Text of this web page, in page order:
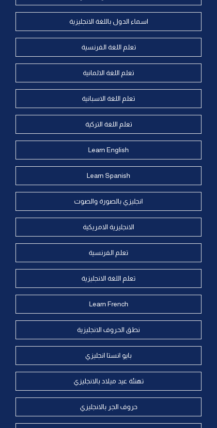
اسماء الدول باللغة الانجليزية
تعلم اللغة الفرنسية
تعلم اللغة الالمانية
تعلم اللغة الاسبانية
تعلم اللغة التركية
Learn English
Learn Spanish
انجليزي بالصورة والصوت
الانجليزية الامريكية
تعلم الفرنسية
تعلم اللغة الانجليزية
Learn French
نطق الحروف الانجليزية
بايو انستا انجليزي
تهنئة عيد ميلاد بالانجليزي
حروف الجر بالانجليزي